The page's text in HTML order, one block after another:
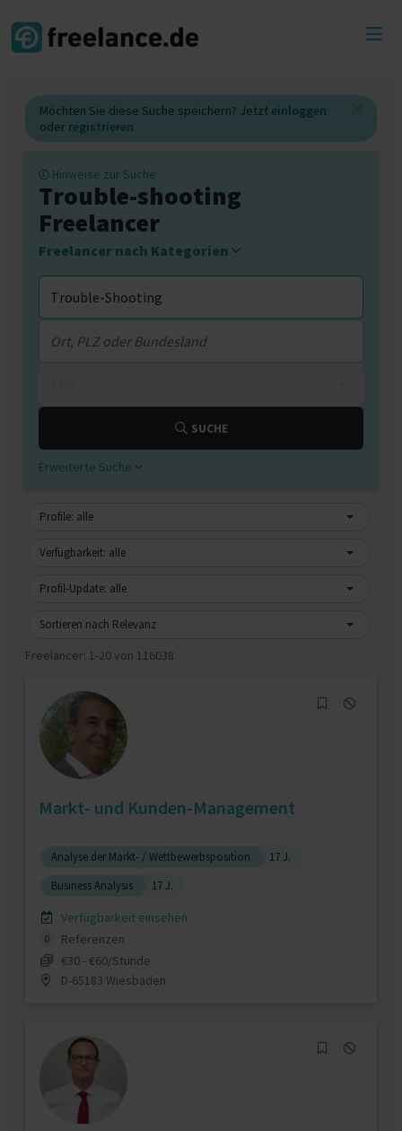
Möchten Sie diese Suche speichern? Jetzt einloggen
oder registrieren
Hinweise zur Suche
Trouble-shooting
Freelancer
Freelancer nach Kategorien
SUCHE
Erweiterte Suche
Profile: alle
Verfügbarkeit: alle
Profil-Update: alle
Sortieren nach Relevanz
Freelancer: 1-20 von 116038
Markt- und Kunden-Management
Analyse der Markt- / Wettbewerbsposition
17 J.
Business Analysis
17 J.
Verfügbarkeit einsehen
0
Referenzen
€30 - €60/Stunde
D-65183 Wiesbaden